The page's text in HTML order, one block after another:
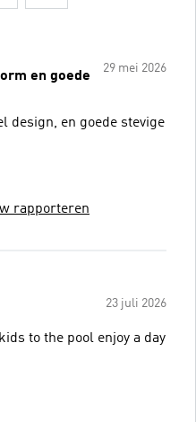
29 mei 2026
en goede
design, en goede stevige
rapporteren
23 juli 2026
to the pool enjoy a day